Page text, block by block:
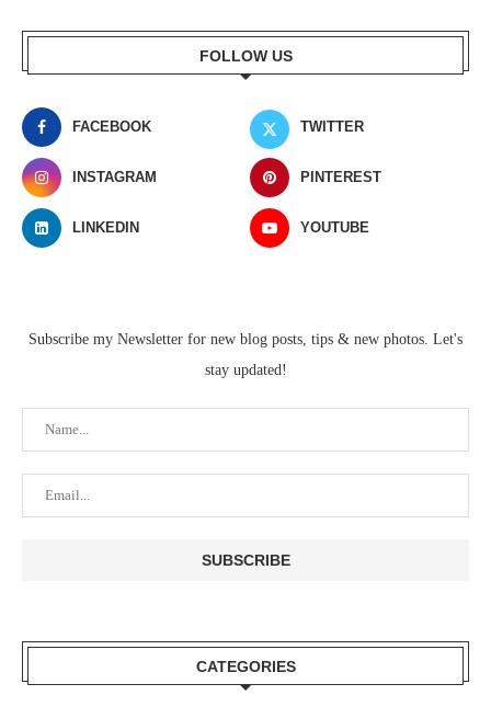
FOLLOW US
FACEBOOK TWITTER
INSTAGRAM PINTEREST
LINKEDIN YOUTUBE
Subscribe my Newsletter for new blog posts, tips & new photos. Let's
stay updated!
CATEGORIES